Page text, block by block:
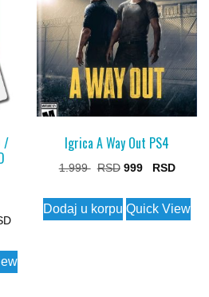
/
Price
2.990 $
Igrica A Way Out PS4
1.999
Original
was:
999
is:
Dodaj u korpu Quick View